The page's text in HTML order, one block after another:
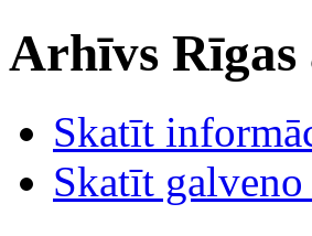
Arhīvs
Skatīt
Skatīt